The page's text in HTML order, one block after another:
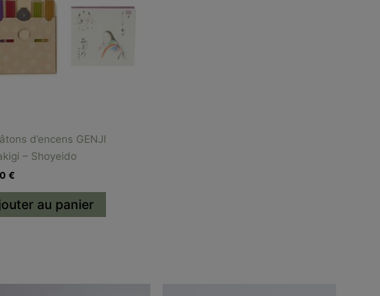
d’encens GENJI
– Shoyeido
€
au panier